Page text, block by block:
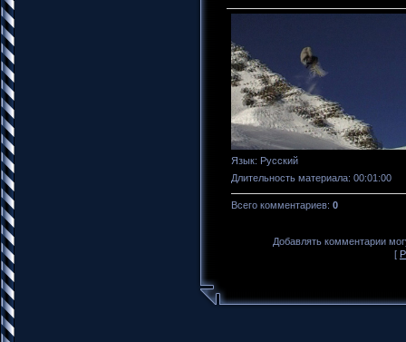
Язык: Русский
Длительность материала: 00:01:00
Всего комментариев: 0
Добавлять комментарии
[